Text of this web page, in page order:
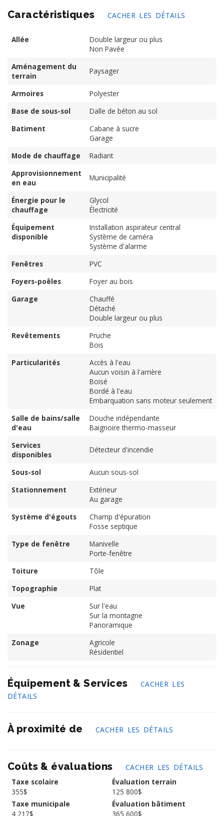
Caractéristiques CACHER LES DÉTAILS
Allée
Double largeur ou plus
Non Pavée
Aménagement du
terrain
Paysager
Armoires
Polyester
Base de sous-sol
Dalle de béton au sol
Batiment
Cabane à sucre
Garage
Mode de chauffage
Radiant
Approvisionnement
en eau
Municipalité
Énergie pour le
chauffage
Glycol
Électricité
Équipement
disponible
Installation aspirateur central
Système de caméra
Système d'alarme
Fenêtres
PVC
Foyers-poêles
Foyer au bois
Garage
Chauffé
Détaché
Double largeur ou plus
Revêtements
Pruche
Bois
Particularités
Accès à l'eau
Aucun voisin à l'arrière
Boisé
Bordé à l'eau
Embarquation sans moteur seulement
Salle de bains/salle
d'eau
Douche indépendante
Baignoire thermo-masseur
Services
disponibles
Détecteur d'incendie
Sous-sol
Aucun sous-sol
Stationnement
Extérieur
Au garage
Système d'égouts
Champ d'épuration
Fosse septique
Type de fenêtre
Manivelle
Porte-fenêtre
Toiture
Tôle
Topographie
Plat
Vue
Sur l'eau
Sur la montagne
Panoramique
Zonage
Agricole
Résidentiel
Équipement & Services
CACHER LES
DÉTAILS
À proximité de CACHER LES DÉTAILS
Coûts & évaluations
CACHER LES DÉTAILS
Taxe scolaire
355$
Taxe municipale
4 217$
Évaluation terrain
125 800$
Évaluation bâtiment
365 600$